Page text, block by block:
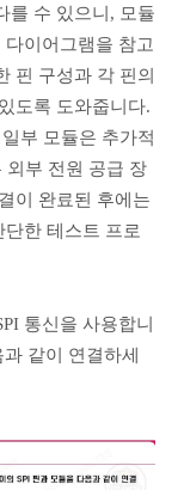
를 수 있으니, 모듈
이어그램을 참고
핀 구성과 각 핀의
도록 도와줍니다.
부 모듈은 추가적
외부 전원 공급 장
이 완료된 후에는
한 테스트 프로
통신을 사용합니
같이 연결하세